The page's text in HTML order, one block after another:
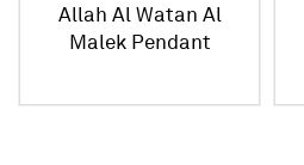
Allah Al Watan Al
Malek Pendant